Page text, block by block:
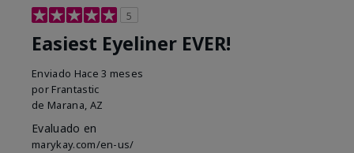
5
Easiest Eyeliner EVER!
Enviado Hace 3 meses
por Frantastic
de Marana, AZ
Evaluado en
marykay.com/en-us/